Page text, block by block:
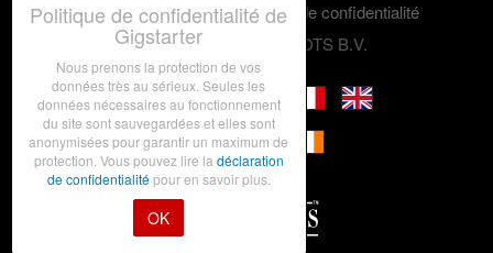
Termes et conditions
Politique de confidentialité
© 2012-2026 GRASSROOTS B.V.
Politique de confidentialité de
Gigstarter
Nous prenons la protection de vos
données très au sérieux. Seules les
données nécessaires au fonctionnement
du site sont sauvegardées et elles sont
anonymisées pour garantir un maximum de
protection. Vous pouvez lire la déclaration
de confidentialitépour en savoir plus.
OK